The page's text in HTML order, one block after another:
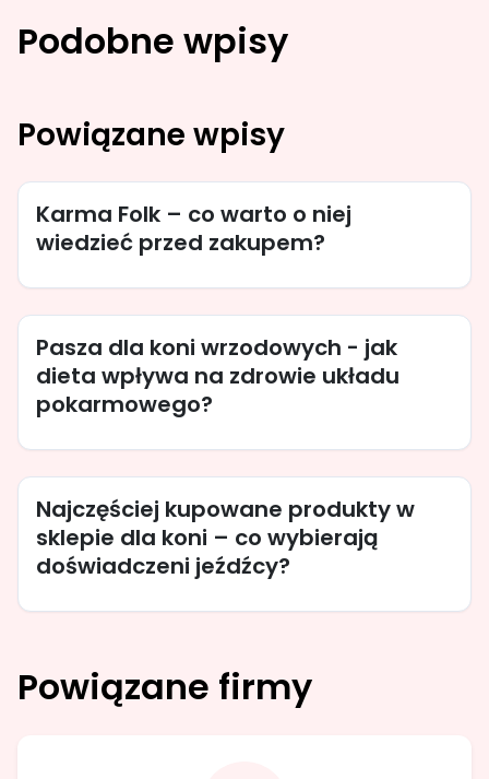
Podobne wpisy
Powiązane wpisy
Karma Folk – co warto o niej
wiedzieć przed zakupem?
Pasza dla koni wrzodowych - jak
dieta wpływa na zdrowie układu
pokarmowego?
Najczęściej kupowane produkty w
sklepie dla koni – co wybierają
doświadczeni jeźdźcy?
Powiązane firmy